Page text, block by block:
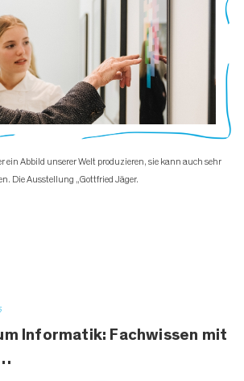
ein Abbild unserer Welt produzieren, sie kann auch sehr
Die Ausstellung „Gottfried Jäger.
Informatik: Fachwissen mit